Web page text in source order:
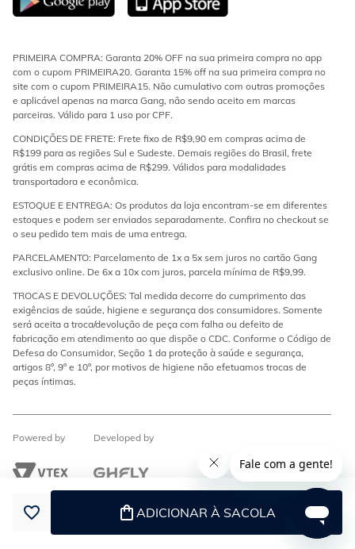
ADICIONAR À SACOLA
PRIMEIRA COMPRA: Garanta 20% OFF na sua primeira compra no app
com o cupom PRIMEIRA20. Garanta 15% off na sua primeira compra no
site com o cupom PRIMEIRA15. Não cumulativo com outras promoções
e aplicável apenas na marca Gang, não sendo aceito em marcas
parceiras. Válido para 1 uso por CPF.
CONDIÇÕES DE FRETE: Frete fixo de R$9,90 em compras acima de
R$199 para as regiões Sul e Sudeste. Demais regiões do Brasil, frete
grátis em compras acima de R$299. Válidos para modalidades
transportadora e econômica.
ESTOQUE E ENTREGA: Os produtos da loja encontram-se em diferentes
estoques e podem ser enviados separadamente. Confira no checkout se
o seu pedido tem mais de uma entrega.
PARCELAMENTO: Parcelamento de 1x a 5x sem juros no cartão Gang
exclusivo online. De 6x a 10x com juros, parcela mínima de R$9,99.
TROCAS E DEVOLUÇÕES: Tal medida decorre do cumprimento das
exigências de saúde, higiene e segurança dos consumidores. Somente
será aceita a troca/devolução de peça com falha ou defeito de
fabricação em atendimento ao que dispõe o CDC. Conforme o Código de
Defesa do Consumidor, Seção 1 da proteção à saúde e segurança,
artigos 8º, 9º e 10º, por motivos de higiene não efetuamos trocas de
peças íntimas.
Powered by Developed by